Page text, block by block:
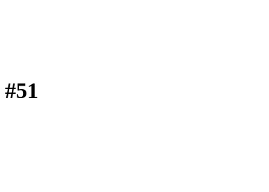
#51